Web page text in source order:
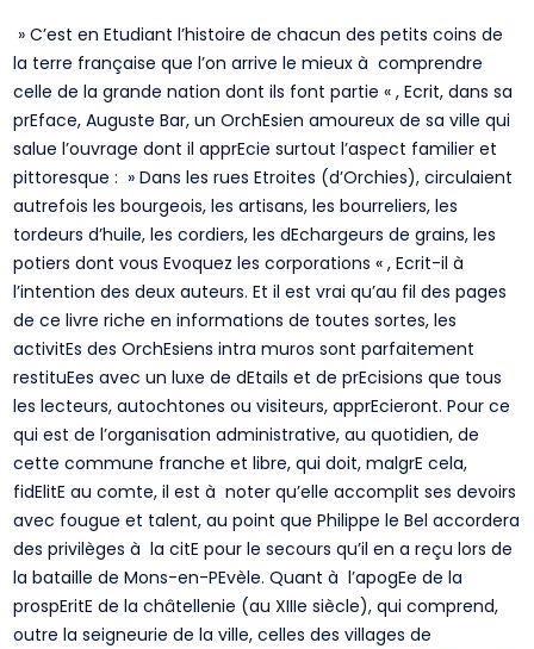
» C’est en Etudiant l’histoire de chacun des petits coins de
la terre française que l’on arrive le mieux à comprendre
celle de la grande nation dont ils font partie « , Ecrit, dans sa
prEface, Auguste Bar, un OrchEsien amoureux de sa ville qui
salue l’ouvrage dont il apprEcie surtout l’aspect familier et
pittoresque : » Dans les rues Etroites (d’Orchies), circulaient
autrefois les bourgeois, les artisans, les bourreliers, les
tordeurs d’huile, les cordiers, les dEchargeurs de grains, les
potiers dont vous Evoquez les corporations « , Ecrit-il à
l’intention des deux auteurs. Et il est vrai qu’au fil des pages
de ce livre riche en informations de toutes sortes, les
activitEs des OrchEsiens intra muros sont parfaitement
restituEes avec un luxe de dEtails et de prEcisions que tous
les lecteurs, autochtones ou visiteurs, apprEcieront. Pour ce
qui est de l’organisation administrative, au quotidien, de
cette commune franche et libre, qui doit, malgrE cela,
fidElitE au comte, il est à noter qu’elle accomplit ses devoirs
avec fougue et talent, au point que Philippe le Bel accordera
des privilèges à la citE pour le secours qu’il en a reçu lors de
la bataille de Mons-en-PEvèle. Quant à l’apogEe de la
prospEritE de la châtellenie (au XIIIe siècle), qui comprend,
outre la seigneurie de la ville, celles des villages de